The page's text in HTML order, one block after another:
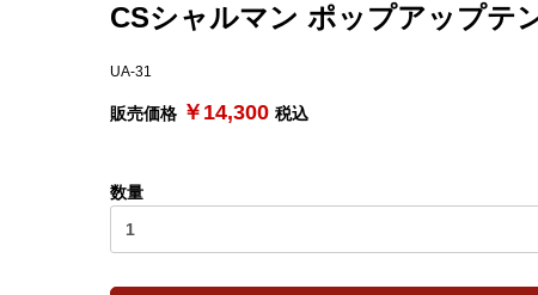
CSシャルマン ポップアップテ
UA-31
販売価格 ￥14,300 税込
数量